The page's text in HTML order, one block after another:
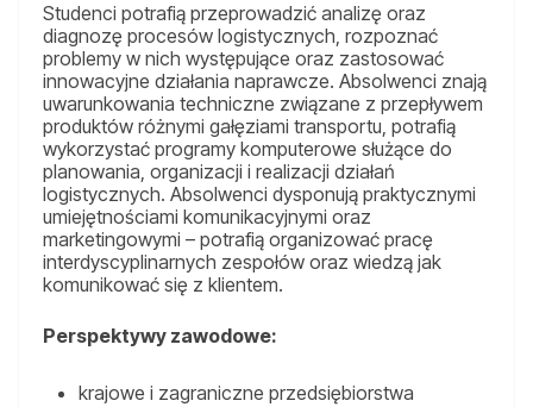
Studenci potrafią przeprowadzić analizę oraz
diagnozę procesów logistycznych, rozpoznać
problemy w nich występujące oraz zastosować
innowacyjne działania naprawcze. Absolwenci znają
uwarunkowania techniczne związane z przepływem
produktów różnymi gałęziami transportu, potrafią
wykorzystać programy komputerowe służące do
planowania, organizacji i realizacji działań
logistycznych. Absolwenci dysponują praktycznymi
umiejętnościami komunikacyjnymi oraz
marketingowymi – potrafią organizować pracę
interdyscyplinarnych zespołów oraz wiedzą jak
komunikować się z klientem.
Perspektywy zawodowe:
krajowe i zagraniczne przedsiębiorstwa